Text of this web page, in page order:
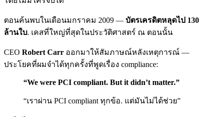
ตอนค้นพบในเดือนมกราคม 2009 — บัตรเครดิตหลุดไป 130
ล้านใบ. เคสที่ใหญ่ที่สุดในประวัติศาสตร์ ณ ตอนนั้น
CEO Robert Carr ออกมาให้สัมภาษณ์หลังเหตุการณ์ —
ประโยคที่ผมจำได้ทุกครั้งที่พูดเรื่อง compliance:
“We were PCI compliant. But it didn’t matter.”
“เราผ่าน PCI compliant ทุกข้อ. แต่มันไม่ได้ช่วย”